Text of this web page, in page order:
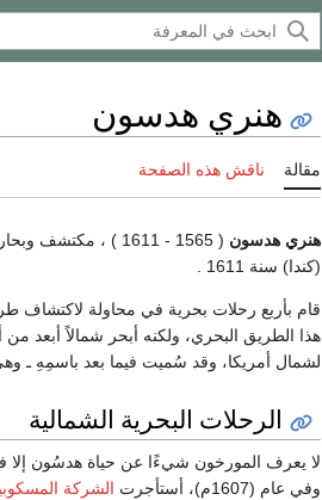
هنري هدسون
مقالة ناقش هذه الصفحة
هنري هدسون ( 1565 - 1611 ) ، مكتشف وبحار
(كندا) سنة 1611 .
قام بأربع رحلات بحرية في محاولة لاكتشاف
هذا الطريق البحري، ولكنه أبحر شمالاً
لشمال أمريكا، وقد سُميت فيما بعد باسمِهِ ـ
الرحلات البحرية الشمالية
وفي عام (1607م)، أستأجرت
الشركة